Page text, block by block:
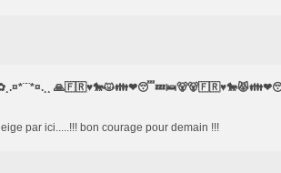
par ici.....!!! bon courage pour demain !!!